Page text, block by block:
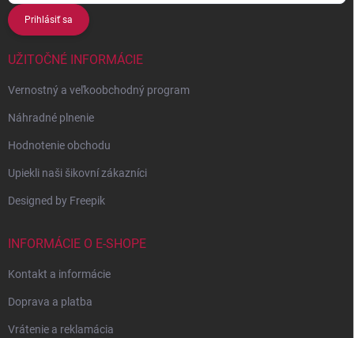
Prihlásiť sa
UŽITOČNÉ INFORMÁCIE
Vernostný a veľkoobchodný program
Náhradné plnenie
Hodnotenie obchodu
Upiekli naši šikovní zákazníci
Designed by Freepik
INFORMÁCIE O E-SHOPE
Kontakt a informácie
Doprava a platba
Vrátenie a reklamácia